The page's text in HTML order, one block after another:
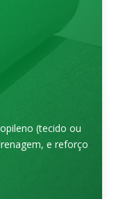
(tecido ou
e reforço